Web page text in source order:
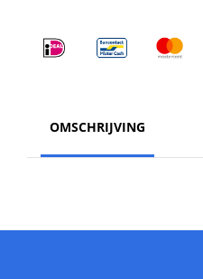
OMSCHRIJVING